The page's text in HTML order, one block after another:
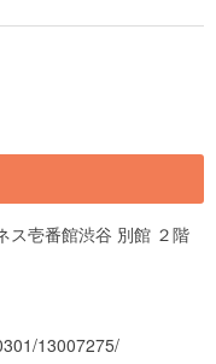
ス壱番館渋谷 別館 ２階
13007275/